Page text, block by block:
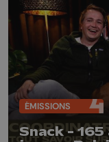
ÉMISSIONS
Snack - 165